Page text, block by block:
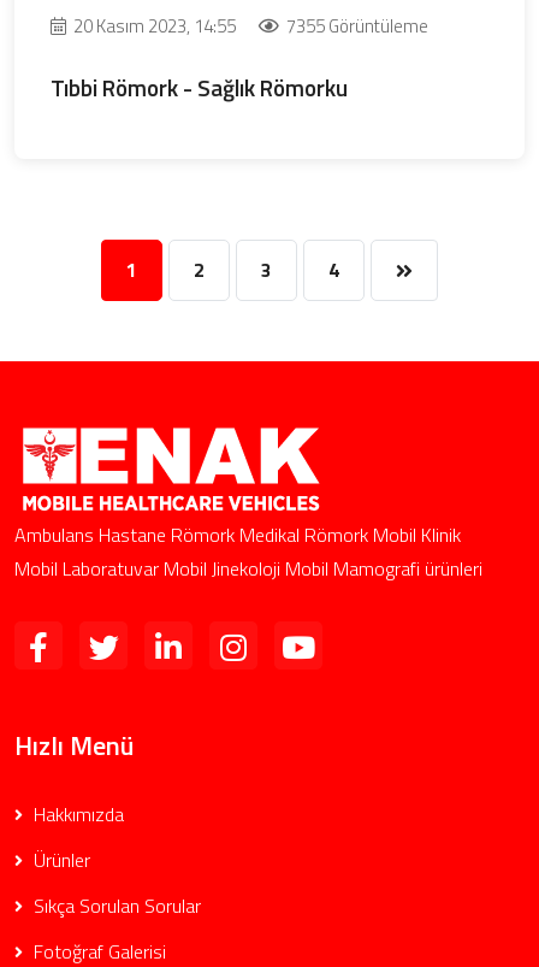
20 Kasım 2023, 14:55 7355 Görüntüleme
Tıbbi Römork - Sağlık Römorku
1 2 3 4
Ambulans Hastane Römork Medikal Römork Mobil Klinik
Mobil Laboratuvar Mobil Jinekoloji Mobil Mamografi ürünleri
Hızlı Menü
Hakkımızda
Ürünler
Sıkça Sorulan Sorular
Fotoğraf Galerisi